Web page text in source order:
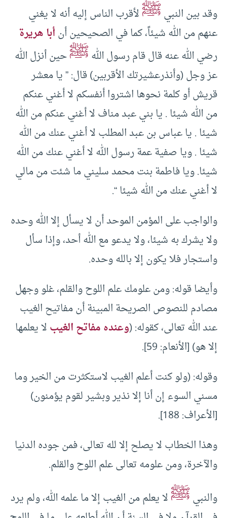
وقد بين النبيﷺلأقرب الناس إليه أنه لا يغني
عنهم من الله شيئاً، كما في الصحيحين أنأبا هريرة
رضي الله عنه قال قام رسول اللهﷺحين أنزل الله
عز وجل (وأنذرعشيرتك الأقربين) قال: ” يا معشر
قريش أو كلمة نحوها اشتروا أنفسكم لا أغني عنكم
من الله شيئا . يا بني عبد مناف لا أغني عنكم من الله
شيئا . يا عباس بن عبد المطلب لا أغني عنك من الله
شيئا . ويا صفية عمة رسول الله لا أغني عنك من الله
شيئا. ويا فاطمة بنت محمد سليني ما شئت من مالي
لا أغني عنك من الله شيئا “.
والواجب على المؤمن الموحد أن لا يسأل إلا الله وحده
ولا يشرك به شيئا، ولا يدعو مع الله أحد، وإذا سأل
واستجار فلا يكون إلا بالله وحده.
وأيضا قوله: ومن علومك علم اللوح والقلم، غلو وجهل
مصادم للنصوص الصريحة المبينة أن مفاتيح الغيب
عند الله تعالى، كقوله: (وعنده مفاتح الغيبلا يعلمها
إلا هو) [الأنعام: 59].
وقوله: (ولو كنت أعلم الغيب لاستكثرت من الخير وما
مسني السوء إن أنا إلا نذير وبشير لقوم يؤمنون)
[الأعراف: 188].
وهذا الخطاب لا يصلح إلا لله تعالى، فمن جوده الدنيا
والآخرة، ومن علومه تعالى علم اللوح والقلم.
والنبيﷺلا يعلم من الغيب إلا ما علمه الله، ولم يرد